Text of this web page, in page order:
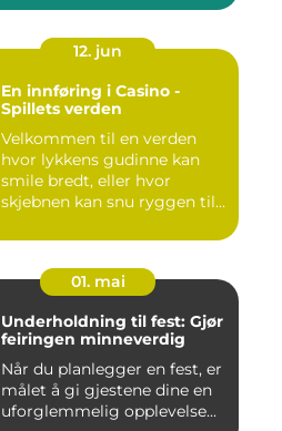
12. jun
En innføring i Casino -
Spillets verden
Velkommen til en verden
hvor lykkens gudinne kan
smile bredt, eller hvor
skjebnen kan snu ryggen til...
01. mai
Underholdning til fest: Gjør
feiringen minneverdig
Når du planlegger en fest, er
målet å gi gjestene dine en
uforglemmelig opplevelse...